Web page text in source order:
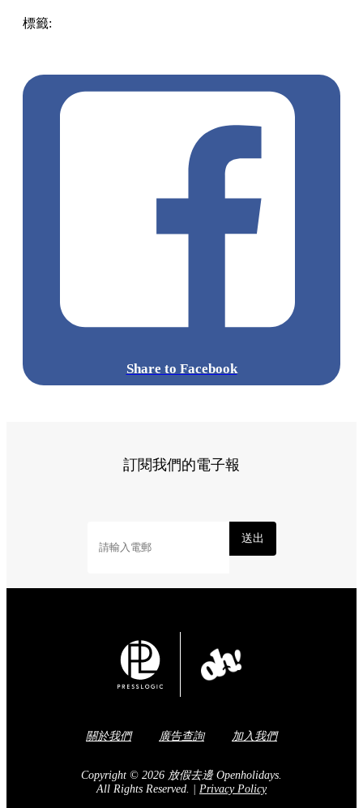
標籤:
Share to Facebook
訂閱我們的電子報
送出
關於我們 廣告查詢 加入我們
Copyright © 2026 放假去邊 Openholidays.
All Rights Reserved.
Privacy Policy